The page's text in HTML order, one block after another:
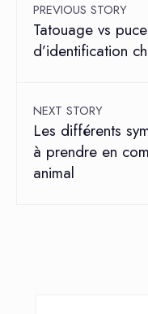
PREVIOUS STORY
Tatouage vs
d’identification
NEXT STORY
Les différents
à prendre en
animal